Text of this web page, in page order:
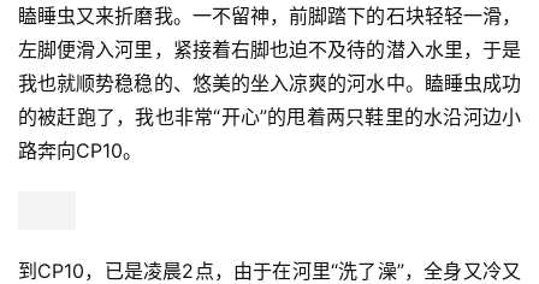
瞌睡虫又来折磨我。一不留神，前脚踏下的石块轻轻一滑，
左脚便滑入河里，紧接着右脚也迫不及待的潜入水里，于是
我也就顺势稳稳的、悠美的坐入凉爽的河水中。瞌睡虫成功
的被赶跑了，我也非常“开心”的甩着两只鞋里的水沿河边小
路奔向CP10。
到CP10，已是凌晨2点，由于在河里“洗了澡”，全身又冷又